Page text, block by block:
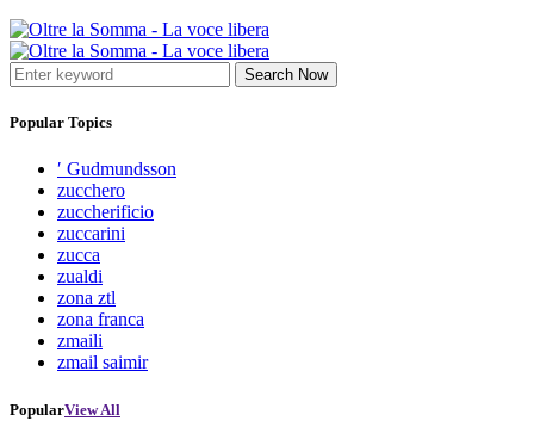
Search Now
Popular Topics
′ Gudmundsson
zucchero
zuccherificio
zuccarini
zucca
zualdi
zona ztl
zona franca
zmaili
zmail saimir
PopularView All